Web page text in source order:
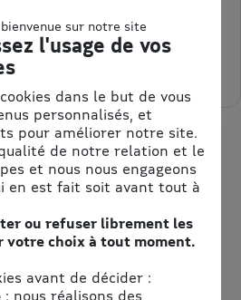
= 4,00 € d’économie
pour Zoo du Bassin d'Arcachon Adulte
sur notre site
l'usage de vos
dans le but de vous
personnalisés, et
pour améliorer notre site.
de notre relation et le
et nous nous engageons
en est fait soit avant tout à
ou refuser librement les
votre choix à tout moment.
avant de décider :
: nous réalisons des